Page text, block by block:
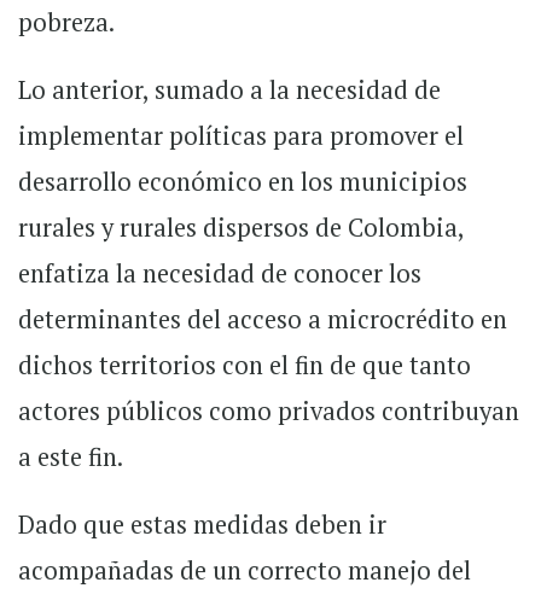
pobreza.
Lo anterior, sumado a la necesidad de
implementar políticas para promover el
desarrollo económico en los municipios
rurales y rurales dispersos de Colombia,
enfatiza la necesidad de conocer los
determinantes del acceso a microcrédito en
dichos territorios con el fin de que tanto
actores públicos como privados contribuyan
a este fin.
Dado que estas medidas deben ir
acompañadas de un correcto manejo del